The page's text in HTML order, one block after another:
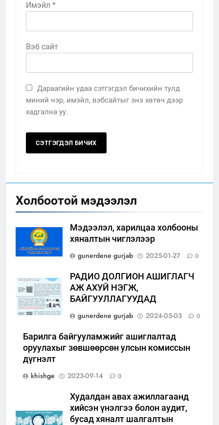
Имэйл *
Вэб сайт
Дараагийн удаа сэтгэгдэл бичихийн тулд
миний нэр, имэйл, вэбсайтыг энэ хөтөч дээр
хадгална уу.
Холбоотой мэдээлэл
Мэдээлэл, харилцаа холбооны
хяналтын чиглэлээр
gunerdene gurjab
2025-01-27 0
РАДИО ДОЛГИОН АШИГЛАГЧ
АЖ АХУЙ НЭГЖ,
БАЙГУУЛЛАГУУДАД
gunerdene gurjab
2024-05-03 0
Барилга байгууламжийг ашиглалтад
оруулахыг зөвшөөрсөн улсын комиссын
дүгнэлт
khishge
2023-09-14 0
Худалдан авах ажиллагаанд
хийсэн үнэлгээ болон аудит,
бусад хяналт шалгалтын